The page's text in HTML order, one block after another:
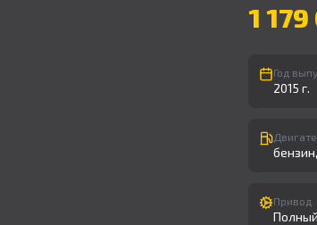
1
Год
2015 г.
Привод
Полный